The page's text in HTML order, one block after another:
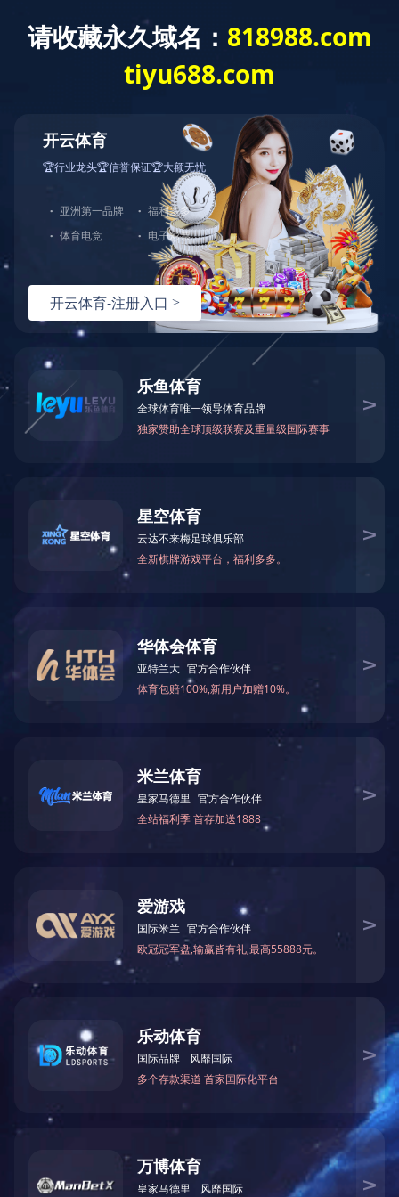
网站首页 关于中大 产品展示
最大加工直径:450mm
电机总功率:26.5kw
机床尺寸（长、宽、高）：11.5M×2.25M×2.2M
下一篇：哈尔滨MJ263木工圆锯机
公司简介
新闻资讯
News
公司动态